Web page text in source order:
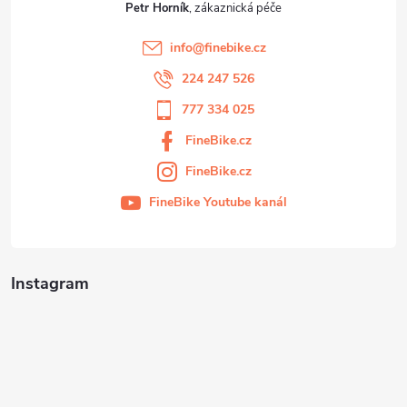
Instagram
Petr Horník
info@finebike.cz
224 247 526
777 334 025
FineBike.cz
FineBike.cz
FineBike Youtube kanál